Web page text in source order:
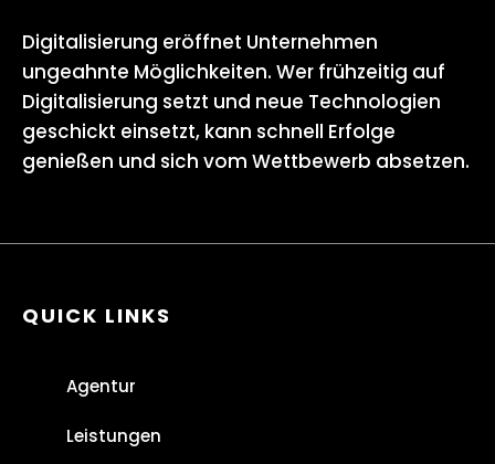
Digitalisierung eröffnet Unternehmen
ungeahnte Möglichkeiten. Wer frühzeitig auf
Digitalisierung setzt und neue Technologien
geschickt einsetzt, kann schnell Erfolge
genießen und sich vom Wettbewerb absetzen.
QUICK LINKS
Agentur
Leistungen